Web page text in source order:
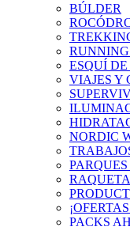
BÚLDER
ESQUÍ
VIAJES Y
NORDIC
PACKS